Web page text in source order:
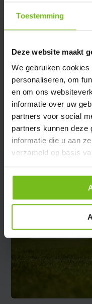
Toestemming
Deze website maakt
We gebruiken
personaliseren, om
en om ons
informatie over uw
partners voor social
partners kunnen deze
informatie die u aan
verzameld op basis
Spécifications
Évaluations
Partager